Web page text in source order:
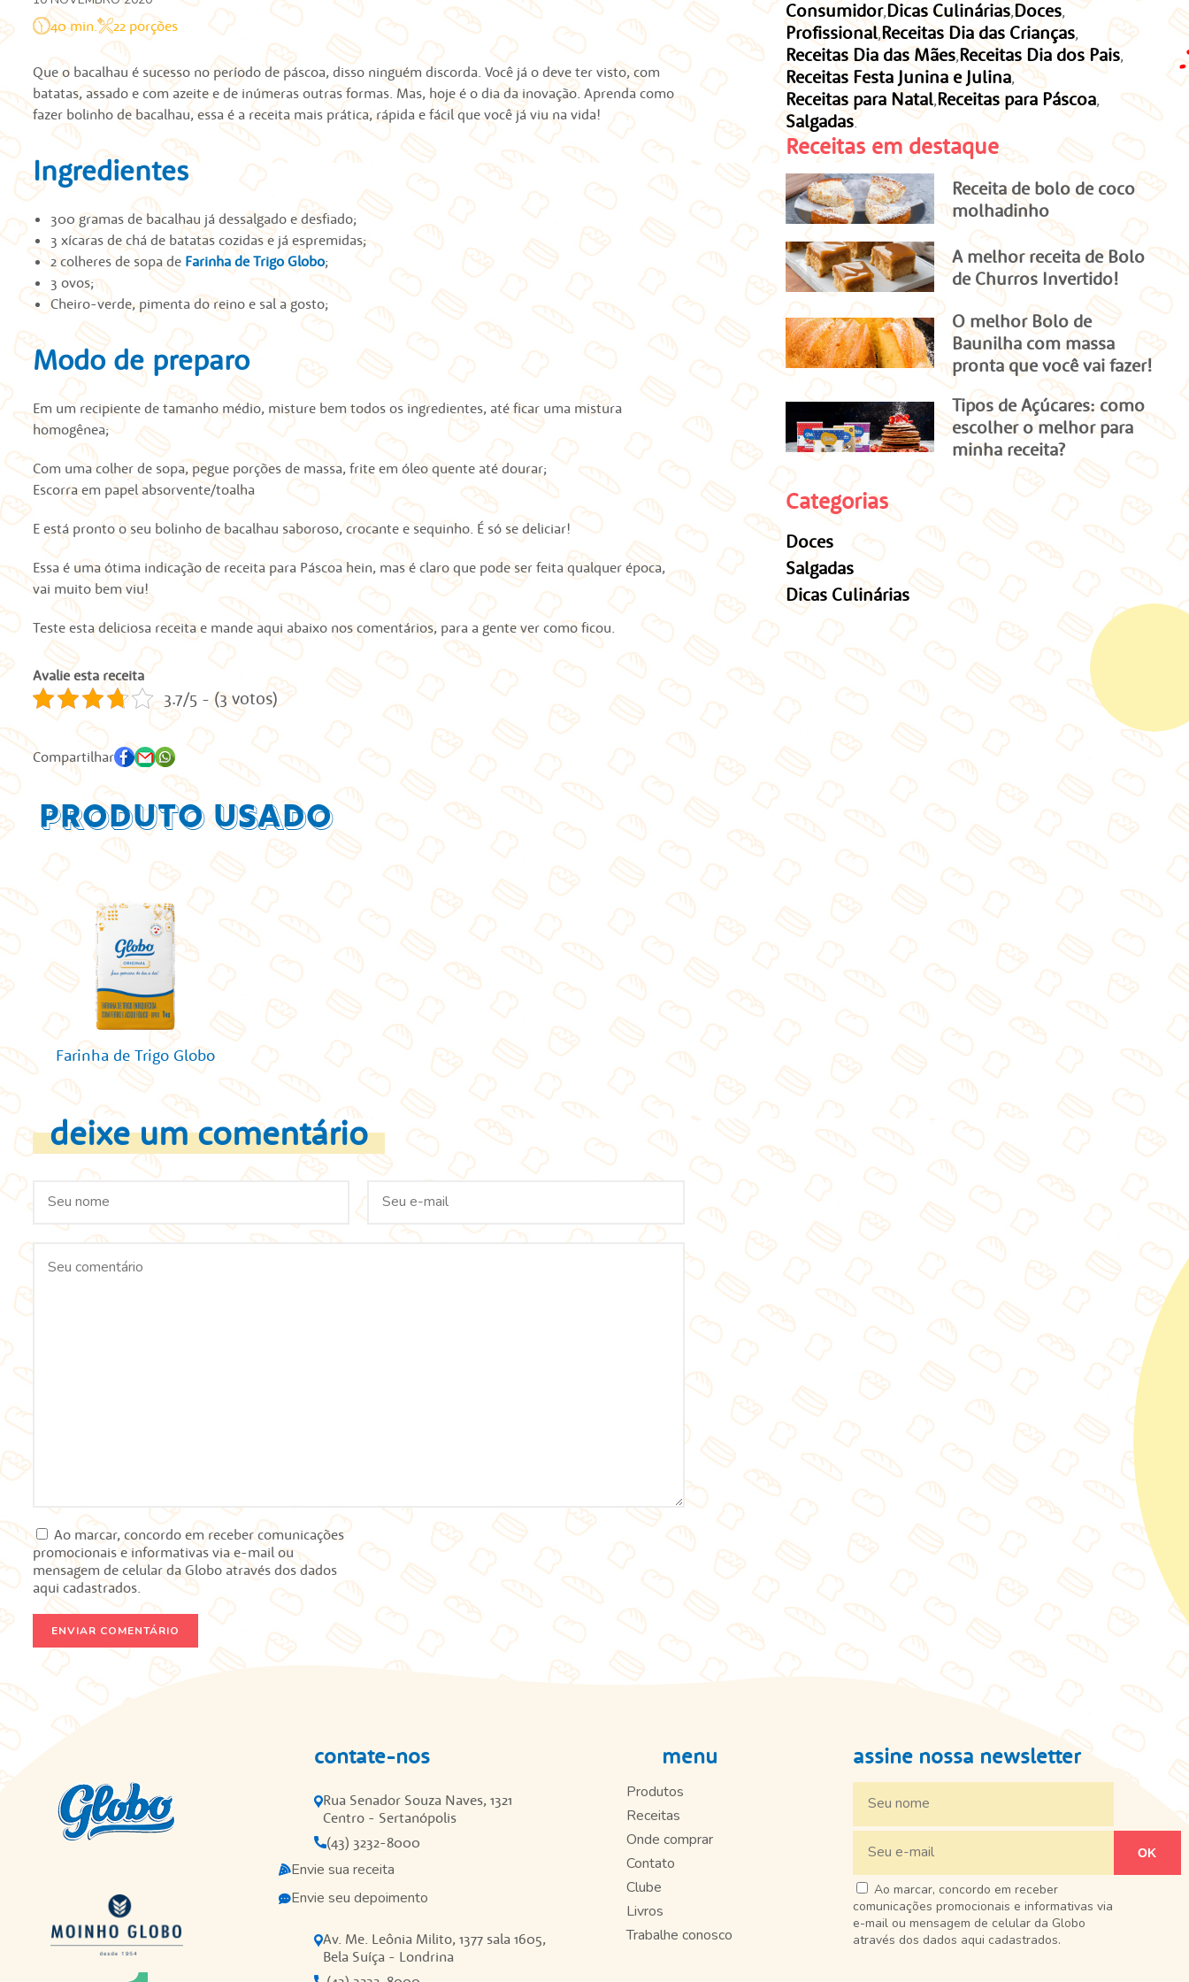
40 min. 22 porções
Que o bacalhau é sucesso no período de páscoa, disso ninguém discorda. Você já o deve ter visto, com
batatas, assado e com azeite e de inúmeras outras formas. Mas, hoje é o dia da inovação. Aprenda como
fazer bolinho de bacalhau, essa é a receita mais prática, rápida e fácil que você já viu na vida!
Ingredientes
300 gramas de bacalhau já dessalgado e desfiado;
3 xícaras de chá de batatas cozidas e já espremidas;
2 colheres de sopa de Farinha de Trigo Globo;
3 ovos;
Cheiro-verde, pimenta do reino e sal a gosto;
Modo de preparo
Em um recipiente de tamanho médio, misture bem todos os ingredientes, até ficar uma mistura
homogênea;
Com uma colher de sopa, pegue porções de massa, frite em óleo quente até dourar;
Escorra em papel absorvente/toalha
E está pronto o seu bolinho de bacalhau saboroso, crocante e sequinho. É só se deliciar!
Essa é uma ótima indicação de receita para Páscoa hein, mas é claro que pode ser feita qualquer época,
vai muito bem viu!
Teste esta deliciosa receita e mande aqui abaixo nos comentários, para a gente ver como ficou.
Avalie esta receita
3.7/5 - (3 votos)
Compartilhar
Produto Usado
Farinha de Trigo Globo
deixe um comentário
Ao marcar, concordo em receber comunicações
promocionais e informativas via e-mail ou
mensagem de celular da Globo através dos dados
aqui cadastrados.
ENVIAR COMENTÁRIO
ConsumidorDicas CulináriasDoces
ProfissionalReceitas Dia das Crianças
Receitas Dia das MãesReceitas Dia dos Pais
Receitas Festa Junina e Julina
Receitas para NatalReceitas para Páscoa
Salgadas
Receitas em destaque
Receita de bolo de coco
molhadinho
A melhor receita de Bolo
de Churros Invertido!
O melhor Bolo de
Baunilha com massa
pronta que você vai fazer!
Tipos de Açúcares: como
escolher o melhor para
minha receita?
Categorias
Doces
Salgadas
Dicas Culinárias
contate-nos
Rua Senador Souza Naves, 1321
Centro - Sertanópolis
(43) 3232-8000
Envie sua receita
Envie seu depoimento
Av. Me. Leônia Milito, 1377 sala 1605,
Bela Suíça - Londrina
menu
Produtos
Receitas
Onde comprar
Contato
Clube
Livros
Trabalhe conosco
assine nossa newsletter
Ao marcar, concordo em receber
comunicações promocionais e informativas via
e-mail ou mensagem de celular da Globo
através dos dados aqui cadastrados.